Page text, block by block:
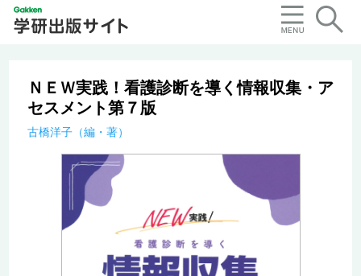
ＮＥＷ実践！看護診断を導く情報収集・ア
セスメント第７版
古橋洋子（編・著）